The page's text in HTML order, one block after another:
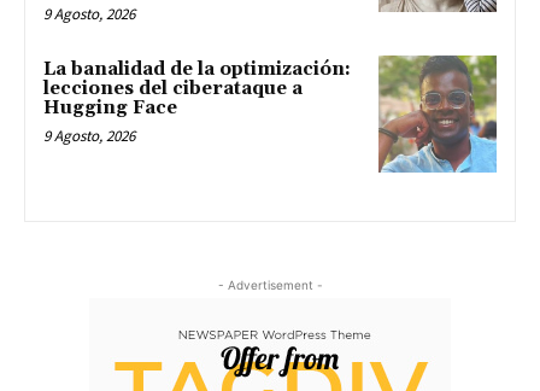
9 Agosto, 2026
La banalidad de la optimización:
lecciones del ciberataque a
Hugging Face
9 Agosto, 2026
- Advertisement -